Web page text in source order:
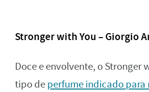
Stronger with You – Giorgio
Doce e envolvente, o Stronger
tipo deperfume indicado para